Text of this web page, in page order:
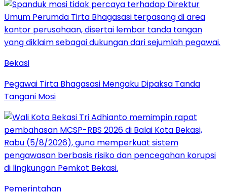
Bekasi
Pegawai Tirta Bhagasasi Mengaku Dipaksa Tanda
Tangani Mosi
Pemerintahan